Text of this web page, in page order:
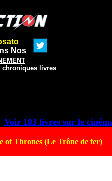
Nos
chroniques livres
Voir 103 livres sur le
of Thrones (Le Trône de fer)